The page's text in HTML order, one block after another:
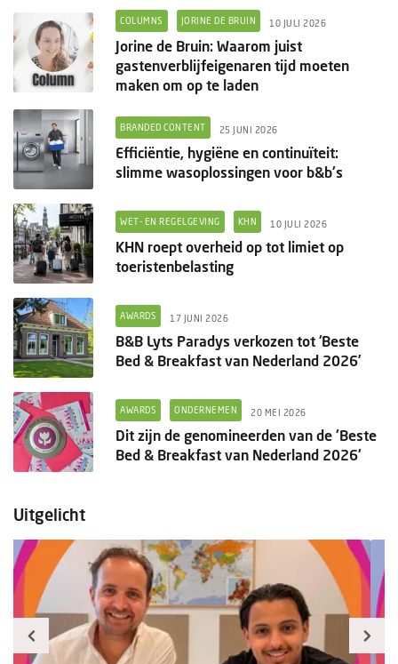
COLUMNS JORINE DE BRUIN 10 JULI 2026
Jorine de Bruin: Waarom juist
gastenverblijfeigenaren tijd moeten
maken om op te laden
BRANDED CONTENT 25 JUNI 2026
Efficiëntie, hygiëne en continuïteit:
slimme wasoplossingen voor b&b's
WET- EN REGELGEVING KHN 10 JULI 2026
KHN roept overheid op tot limiet op
toeristenbelasting
AWARDS 17 JUNI 2026
B&B Lyts Paradys verkozen tot ‘Beste
Bed & Breakfast van Nederland 2026’
AWARDS ONDERNEMEN 20 MEI 2026
Dit zijn de genomineerden van de 'Beste
Bed & Breakfast van Nederland 2026'
Uitgelicht